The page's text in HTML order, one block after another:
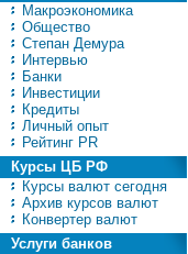
Макроэкономика
Общество
Степан Демура
Интервью
Банки
Инвестиции
Кредиты
Личный опыт
Рейтинг PR
Курсы ЦБ РФ
Курсы валют сегодня
Архив курсов валют
Конвертер валют
Услуги банков